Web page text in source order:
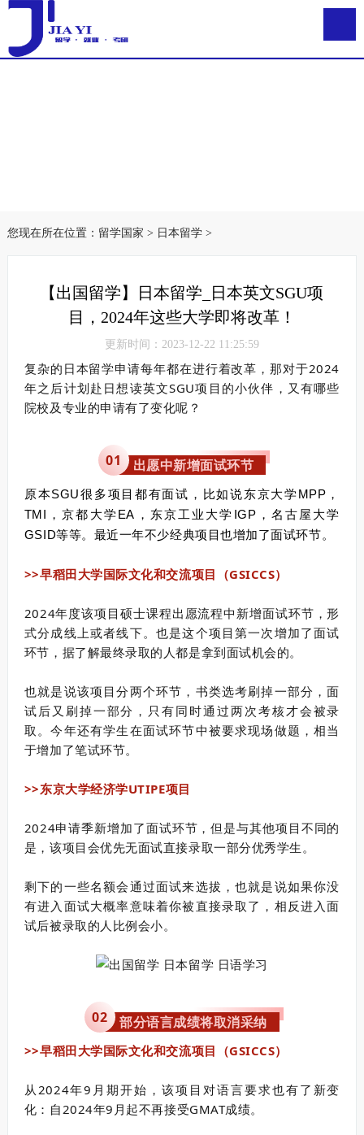
您现在所在位置： 留学国家 > 日本留学>
【出国留学】日本留学_日本英文SGU项
目，2024年这些大学即将改革！
更新时间：2023-12-22 11:25:59
复杂的日本留学申请每年都在进行着改革，那对于2024
年之后计划赴日想读英文SGU项目的小伙伴，又有哪些
院校及专业的申请有了变化呢？
01 出愿中新增面试环节
原本SGU很多项目都有面试，比如说东京大学MPP，
TMI，京都大学EA，东京工业大学IGP，名古屋大学
GSID等等。 最近一年不少经典项目也增加了面试环节。
>>早稻田大学国际文化和交流项目（GSICCS）
2024年度该项目硕士课程出愿流程中新增面试环节，形
式分成线上或者线下。也是这个项目第一次增加了面试
环节，据了解最终录取的人都是拿到面试机会的。
也就是说该项目分两个环节，书类选考刷掉一部分，面
试后又刷掉一部分，只有同时通过两次考核才会被录
取。今年还有学生在面试环节中被要求现场做题，相当
于增加了笔试环节。
>>东京大学经济学UTIPE项目
2024申请季新增加了面试环节，但是与其他项目不同的
是，该项目会优先无面试直接录取一部分优秀学生。
剩下的一些名额会通过面试来选拔，也就是说如果你没
有进入面试大概率意味着你被直接录取了，相反进入面
试后被录取的人比例会小。
02 部分语言成绩将取消采纳
>>早稻田大学国际文化和交流项目（GSICCS）
从2024年9月期开始，该项目对语言要求也有了新变
化： 自2024年9月起不再接受GMAT成绩。